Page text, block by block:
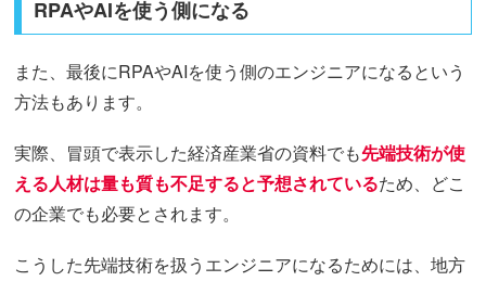
RPAやAIを使う側になる
また、最後にRPAやAIを使う側のエンジニアになるという
方法もあります。
実際、冒頭で表示した経済産業省の資料でも先端技術が使
える人材は量も質も不足すると予想されているため、どこ
の企業でも必要とされます。
こうした先端技術を扱うエンジニアになるためには、地方